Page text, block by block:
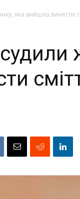
яка вийшла винести